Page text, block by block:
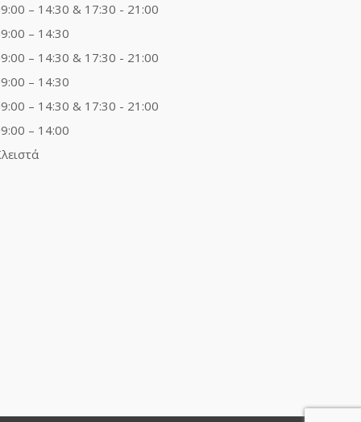
– 14:30 & 17:30 - 21:00
– 14:30
– 14:30 & 17:30 - 21:00
– 14:30
– 14:30 & 17:30 - 21:00
– 14:00